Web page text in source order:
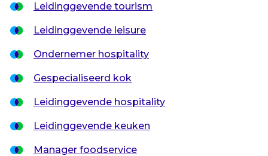
Leidinggevende tourism
Leidinggevende leisure
Ondernemer hospitality
Gespecialiseerd kok
Leidinggevende hospitality
Leidinggevende keuken
Manager foodservice